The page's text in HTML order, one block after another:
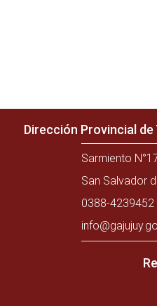
Dirección Provincial
Sarmiento
San Salvador
0388-